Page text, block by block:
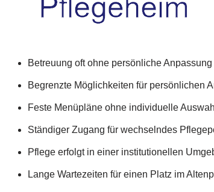
Betreuung oft ohne persönliche
Begrenzte Möglichkeiten für persönlichen
Feste Menüpläne ohne individuelle
Ständiger Zugang für wechselndes
Pflege erfolgt in einer institutionellen
Lange Wartezeiten für einen Platz im